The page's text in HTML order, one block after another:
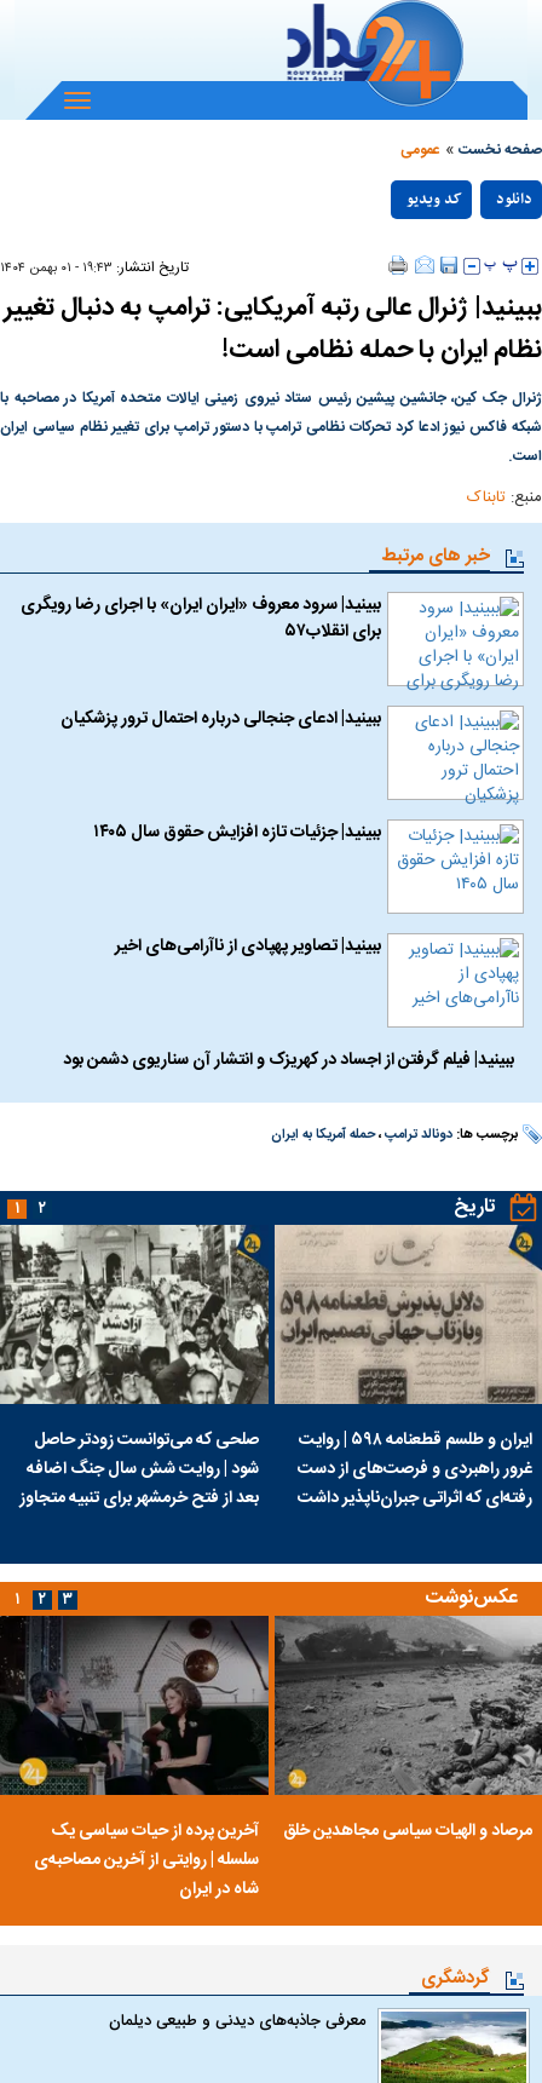
باز
و
صفحه نخست » عمومی
Video
کد ویدیو دانلود
تاریخ انتشار: ۱۹:۴۳ - ۰۱ بهمن ۱۴۰۴
ببینید| ژنرال عالی رتبه آمریکایی: ترامپ به دنبال تغییر
نظام ایران با حمله نظامی است!
ژنرال جک کین، جانشین پیشین رئیس ستاد نیروی زمینی ایالات متحده آمریکا در مصاحبه با
شبکه فاکس نیوز ادعا کرد تحرکات نظامی ترامپ با دستور ترامپ برای تغییر نظام سیاسی ایران
است.
منبع: تابناک
خبر های مرتبط
ببینید| سرود معروف «ایران ایران» با اجرای رضا رویگری
برای انقلاب۵۷
ببینید| ادعای جنجالی درباره احتمال ترور پزشکیان
ببینید| جزئیات تازه افزایش حقوق سال ۱۴۰۵
ببینید| تصاویر پهپادی از ناآرامی‌های اخیر
ببینید| فیلم گرفتن از اجساد در کهریزک و انتشار آن سناریوی دشمن بود
برچسب ها: دونالد ترامپ،حمله آمریکا به ایران
تاریخ
ایران و طلسم قطعنامه ۵۹۸ | روایت
غرور راهبردی و فرصت‌های از دست
رفته‌ای که اثراتی جبران‌ناپذیر داشت
صلحی که می‌توانست زودتر حاصل
شود | روایت شش سال جنگ اضافه
بعد از فتح خرمشهر برای تنبیه متجاوز
۱ ۲
عکس‌نوشت
مرصاد و الهیات سیاسی مجاهدین خلق
آخرین پرده از حیات سیاسی یک
سلسله | روایتی از آخرین مصاحبه‌ی
شاه در ایران
۱ ۲ ۳
گردشگری
معرفی جاذبه‌های دیدنی و طبیعی دیلمان